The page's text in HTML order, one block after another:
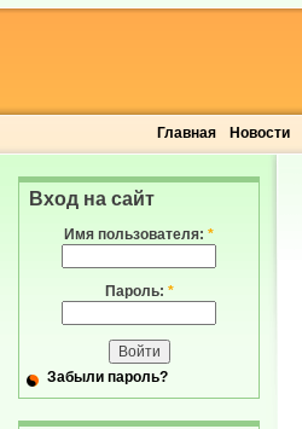
Главная Новости
Вход на сайт
Имя пользователя: *
Пароль: *
Забыли пароль?